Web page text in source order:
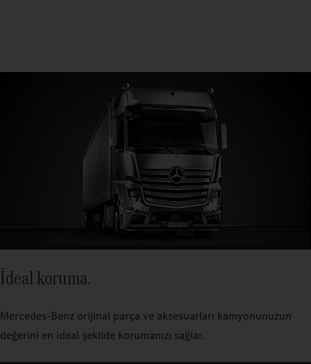
İdeal koruma.
Mercedes-Benz orijinal parça ve aksesuarları kamyonunuzun
değerini en ideal şekilde korumanızı sağlar.